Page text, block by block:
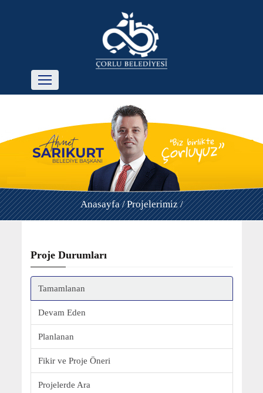
Anasayfa /Projelerimiz /
Proje Durumları
Tamamlanan
Devam Eden
Planlanan
Fikir ve Proje Öneri
Projelerde Ara